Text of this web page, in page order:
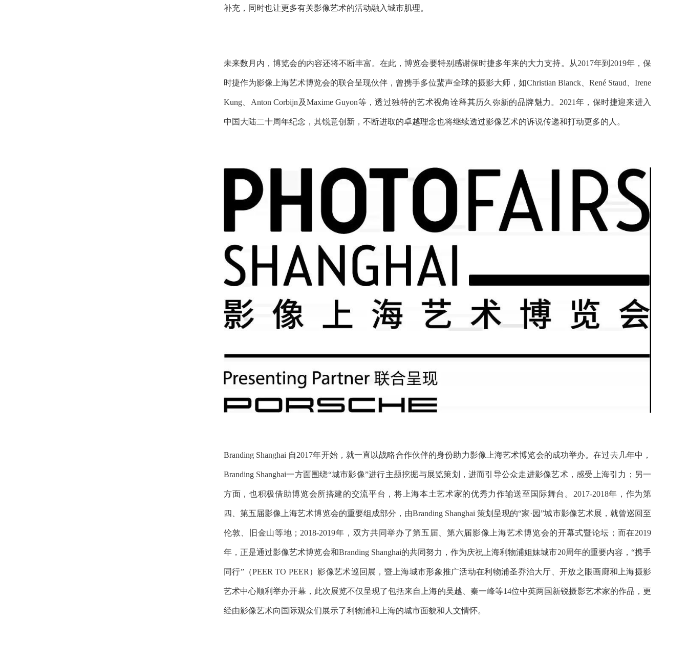
补充，同时也让更多有关影像艺术的活动融入城市肌理。
未来数月内，博览会的内容还将不断丰富。在此，博览会要特别感谢保时捷多年来的大力支持。从2017年到2019年，保
时捷作为影像上海艺术博览会的联合呈现伙伴，曾携手多位蜚声全球的摄影大师，如Christian Blanck、René Staud、Irene
Kung、Anton Corbijn及Maxime Guyon等，透过独特的艺术视角诠释其历久弥新的品牌魅力。2021年，保时捷迎来进入
中国大陆二十周年纪念，其锐意创新，不断进取的卓越理念也将继续透过影像艺术的诉说传递和打动更多的人。
Branding Shanghai 自2017年开始，就一直以战略合作伙伴的身份助力影像上海艺术博览会的成功举办。在过去几年中，
Branding Shanghai一方面围绕“城市影像”进行主题挖掘与展览策划，进而引导公众走进影像艺术，感受上海引力；另一
方面，也积极借助博览会所搭建的交流平台，将上海本土艺术家的优秀力作输送至国际舞台。2017-2018年，作为第
四、第五届影像上海艺术博览会的重要组成部分，由Branding Shanghai 策划呈现的“家·园”城市影像艺术展，就曾巡回至
伦敦、旧金山等地；2018-2019年，双方共同举办了第五届、第六届影像上海艺术博览会的开幕式暨论坛；而在2019
年，正是通过影像艺术博览会和Branding Shanghai的共同努力，作为庆祝上海利物浦姐妹城市20周年的重要内容，“携手
同行”（PEER TO PEER）影像艺术巡回展，暨上海城市形象推广活动在利物浦圣乔治大厅、开放之眼画廊和上海摄影
艺术中心顺利举办开幕，此次展览不仅呈现了包括来自上海的吴越、秦一峰等14位中英两国新锐摄影艺术家的作品，更
经由影像艺术向国际观众们展示了利物浦和上海的城市面貌和人文情怀。